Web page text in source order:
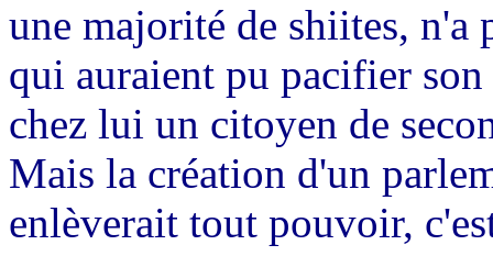
une majorité de shiites, n'a
qui auraient pu pacifier
chez lui un citoyen de
Mais la création d'un
enlèverait tout pouvoir,